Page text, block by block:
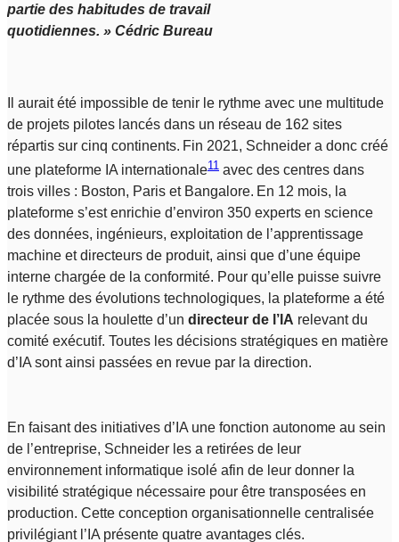
partie des habitudes de travail
quotidiennes. » Cédric Bureau
Il aurait été impossible de tenir le rythme avec une multitude
de projets pilotes lancés dans un réseau de 162 sites
répartis sur cinq continents. Fin 2021, Schneider a donc créé
une plateforme IA internationale11 avec des centres dans
trois villes : Boston, Paris et Bangalore. En 12 mois, la
plateforme s’est enrichie d’environ 350 experts en science
des données, ingénieurs, exploitation de l’apprentissage
machine et directeurs de produit, ainsi que d’une équipe
interne chargée de la conformité. Pour qu’elle puisse suivre
le rythme des évolutions technologiques, la plateforme a été
placée sous la houlette d’un directeur de l’IA relevant du
comité exécutif. Toutes les décisions stratégiques en matière
d’IA sont ainsi passées en revue par la direction.
En faisant des initiatives d’IA une fonction autonome au sein
de l’entreprise, Schneider les a retirées de leur
environnement informatique isolé afin de leur donner la
visibilité stratégique nécessaire pour être transposées en
production. Cette conception organisationnelle centralisée
privilégiant l’IA présente quatre avantages clés.